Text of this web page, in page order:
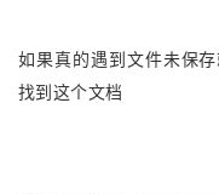
如果真的遇到文件未保
找到这个文档